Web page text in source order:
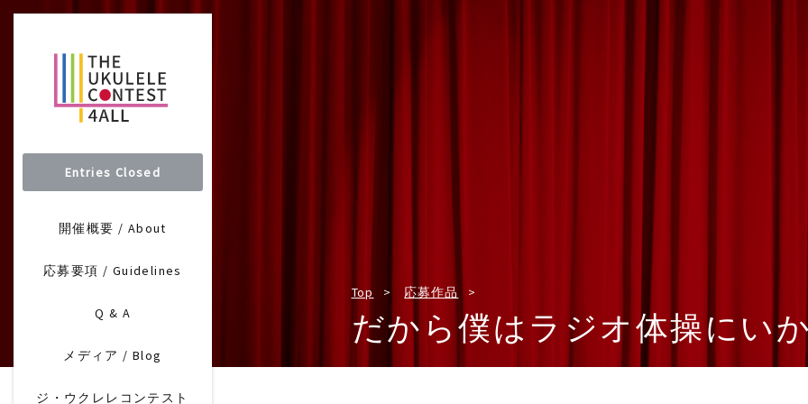
Entries Closed
開催概要 / About
応募要項 / Guidelines
Q & A
メディア / Blog
ジ・ウクレレコンテスト
Top 応募作品
だから僕はラジオ体操にい